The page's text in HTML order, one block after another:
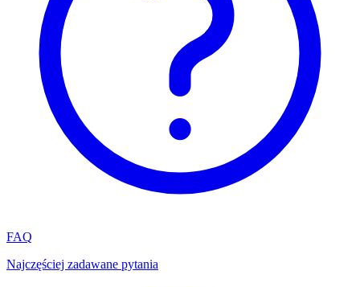
FAQ
Najczęściej zadawane pytania